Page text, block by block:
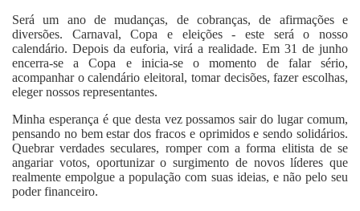
Será um ano de mudanças, de cobranças, de afirmações e
diversões. Carnaval, Copa e eleições - este será o nosso
calendário. Depois da euforia, virá a realidade. Em 31 de junho
encerra-se a Copa e inicia-se o momento de falar sério,
acompanhar o calendário eleitoral, tomar decisões, fazer escolhas,
eleger nossos representantes.
Minha esperança é que desta vez possamos sair do lugar comum,
pensando no bem estar dos fracos e oprimidos e sendo solidários.
Quebrar verdades seculares, romper com a forma elitista de se
angariar votos, oportunizar o surgimento de novos líderes que
realmente empolgue a população com suas ideias, e não pelo seu
poder financeiro.